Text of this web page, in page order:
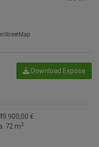
Download Expose
€
72 m2